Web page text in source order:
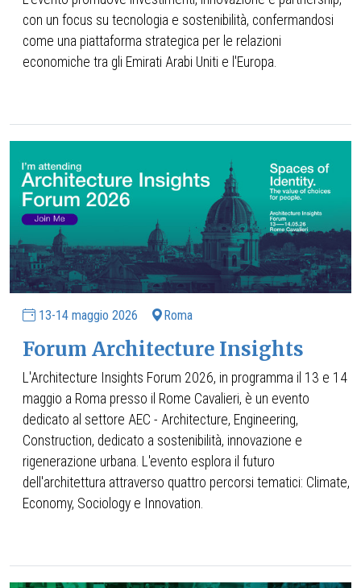
con un focus su tecnologia e sostenibilità, confermandosi
come una piattaforma strategica per le relazioni
economiche tra gli Emirati Arabi Uniti e l'Europa.
13-14 maggio 2026 Roma
Forum Architecture Insights
L'Architecture Insights Forum 2026, in programma il 13 e 14
maggio a Roma presso il Rome Cavalieri, è un evento
dedicato al settore AEC - Architecture, Engineering,
Construction, dedicato a sostenibilità, innovazione e
rigenerazione urbana. L'evento esplora il futuro
dell'architettura attraverso quattro percorsi tematici: Climate,
Economy, Sociology e Innovation.